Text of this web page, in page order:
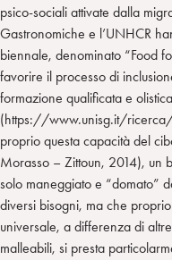
psico-sociali attivate dalla
Gastronomiche e l’UNHCR
biennale, denominato “Food
favorire il processo di
formazione qualificata e
(https://www.unisg.it/
proprio questa capacità del
Morasso – Zittoun, 2014), un
solo maneggiato e “domato”
diversi bisogni, ma che
universale, a differenza di
malleabili, si presta